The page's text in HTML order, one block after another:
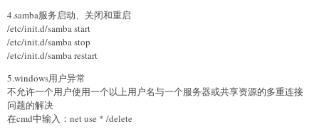
4.samba服务启动、关闭和重启
/etc/init.d/samba start
/etc/init.d/samba stop
/etc/init.d/samba restart
5.windows用户异常
不允许一个用户使用一个以上用户名与一个服务器或共享资源的多重连接
问题的解决
在cmd中输入：net use * /delete